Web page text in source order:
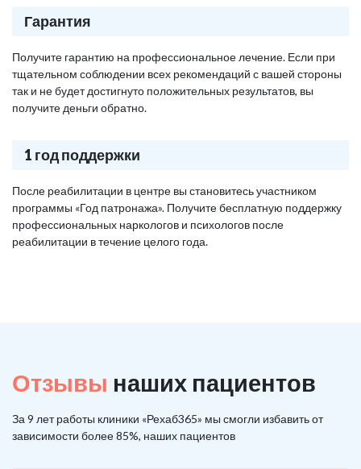
Гарантия
Получите гарантию на профессиональное лечение. Если при
тщательном соблюдении всех рекомендаций с вашей стороны
так и не будет достигнуто положительных результатов, вы
получите деньги обратно.
1 год поддержки
После реабилитации в центре вы становитесь участником
программы «Год патронажа». Получите бесплатную поддержку
профессиональных наркологов и психологов после
реабилитации в течение целого года.
Отзывы наших пациентов
За 9 лет работы клиники «Рехаб365» мы смогли избавить от
зависимости более 85%, наших пациентов